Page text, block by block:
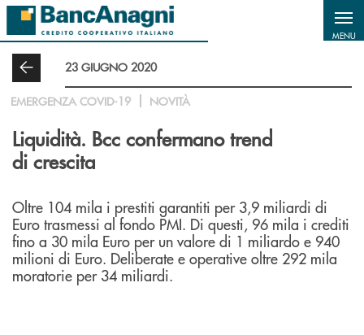
Salta al contenuto principale
MENU
23 GIUGNO 2020
EMERGENZA COVID-19 NOVITÀ
Liquidità. Bcc confermano trend
di crescita
Oltre 104 mila i prestiti garantiti per 3,9 miliardi di
Euro trasmessi al fondo PMI. Di questi, 96 mila i crediti
fino a 30 mila Euro per un valore di 1 miliardo e 940
milioni di Euro. Deliberate e operative oltre 292 mila
moratorie per 34 miliardi.